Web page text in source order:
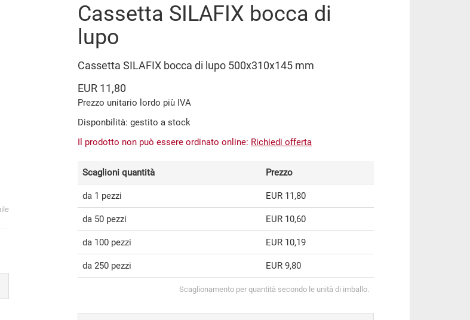
Cassetta SILAFIX bocca di
lupo
Cassetta SILAFIX bocca di lupo 500x310x145 mm
EUR 11,80
Prezzo unitario lordo più IVA
Disponbilità: gestito a stock
Il prodotto non può essere ordinato online: Richiedi offerta
Scaglioni quantità Prezzo
da 1 pezzi EUR 11,80
da 50 pezzi EUR 10,60
da 100 pezzi EUR 10,19
da 250 pezzi EUR 9,80
Scaglionamento per quantità secondo le unità di imballo.